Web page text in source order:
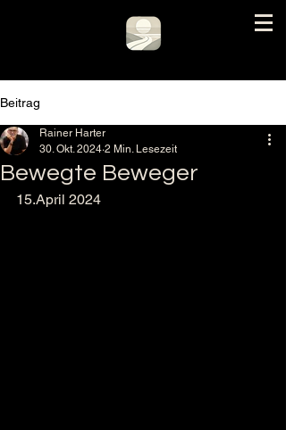
Beitrag
Bewegte Beweger
Rainer Harter
30. Okt. 2024 2 Min. Lesezeit
15.April 2024